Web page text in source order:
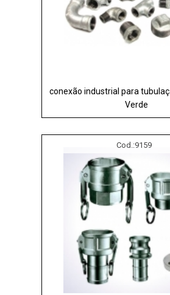
conexão industrial para
Verde
Cod.:9159